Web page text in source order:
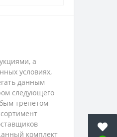
а
условиях,
данным
следующего
трепетом
комплект